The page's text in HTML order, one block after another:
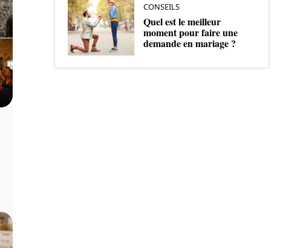
CONSEILS
Quel est le meilleur
moment pour faire une
demande en mariage ?